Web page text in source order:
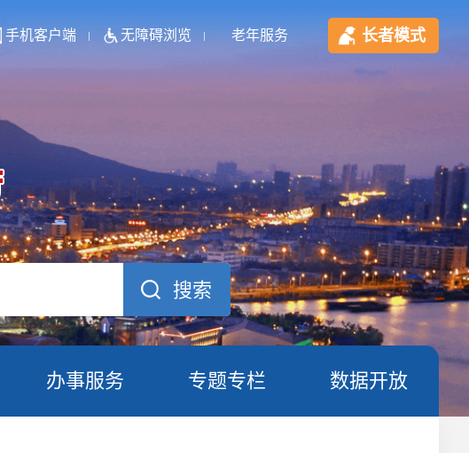
手机客户端 无障碍浏览 老年服务 长者模式
办事服务 专题专栏 数据开放